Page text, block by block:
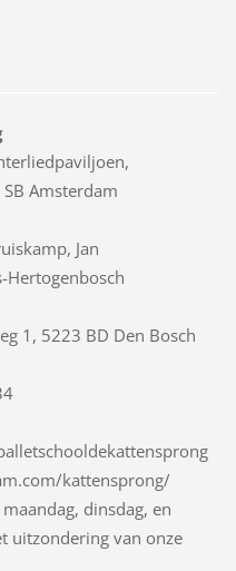
Amsterdam
Jan
Hertogenbosch
1, 5223 BD Den Bosch
kattensprong/
dinsdag, en
uitzondering van onze